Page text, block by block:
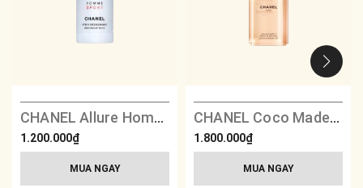
CHANEL Allure Homme Sport Deodorant Stick
1.200.000₫
MUA NGAY
CHANEL Coco Mademoiselle Foaming Shower Gel
1.800.000₫
MUA NGAY